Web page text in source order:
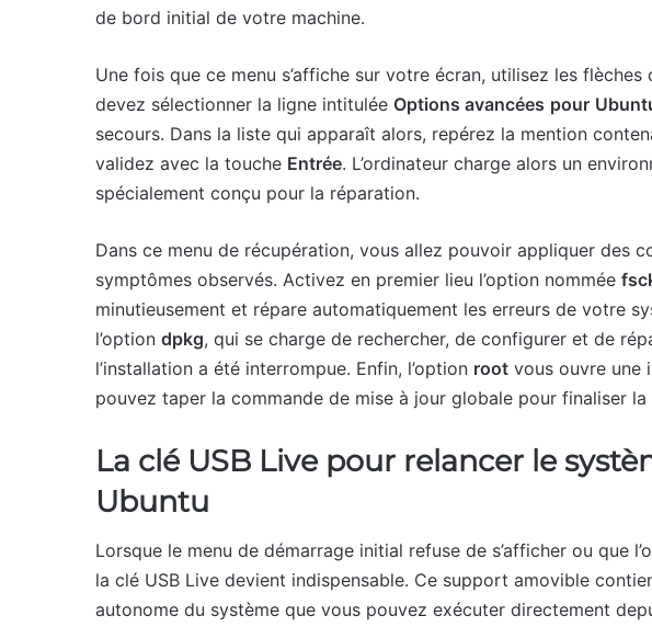
de bord initial de votre machine.
Une fois que ce menu s’affiche sur votre écran, utilisez les
devez sélectionner la ligne intitulée Options avancées pour
secours. Dans la liste qui apparaît alors, repérez la mention
validez avec la touche Entrée. L’ordinateur charge alors un
spécialement conçu pour la réparation.
Dans ce menu de récupération, vous allez pouvoir appliquer des
symptômes observés. Activez en premier lieu l’option nommée
minutieusement et répare automatiquement les erreurs de votre
l’option dpkg, qui se charge de rechercher, de configurer et de
l’installation a été interrompue. Enfin, l’option root vous ouvre une
pouvez taper la commande de mise à jour globale pour finaliser
La clé USB Live pour relancer le
Ubuntu
Lorsque le menu de démarrage initial refuse de s’afficher ou que
la clé USB Live devient indispensable. Ce support amovible
autonome du système que vous pouvez exécuter directement